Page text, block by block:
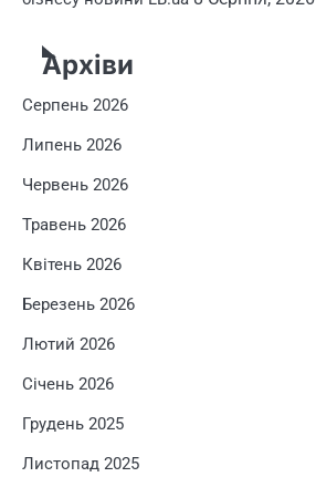
Архіви
Серпень 2026
Липень 2026
Червень 2026
Травень 2026
Квітень 2026
Березень 2026
Лютий 2026
Січень 2026
Грудень 2025
Листопад 2025